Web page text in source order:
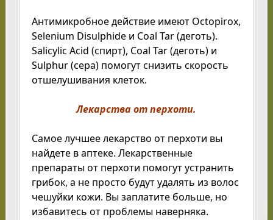
Антимикробное действие имеют Octopirox,
Selenium Disulphide и Coal Tar (деготь).
Salicylic Acid (спирт), Coal Tar (деготь) и
Sulphur (сера) помогут снизить скорость
отшелушивания клеток.
Лекарства от перхоти.
Самое лучшее лекарство от перхоти вы
найдете в аптеке. Лекарственные
препараты от перхоти помогут устранить
грибок, а не просто будут удалять из волос
чешуйки кожи. Вы заплатите больше, но
избавитесь от проблемы наверняка.